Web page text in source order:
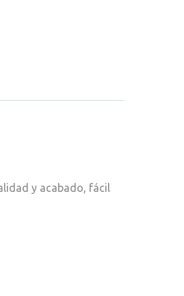
y acabado, fácil